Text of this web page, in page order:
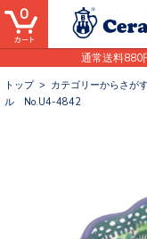
通常送料880
0
トップ> カテゴリーからさが
ル No.U4-4842